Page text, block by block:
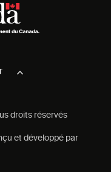
droits réservés
et développé par